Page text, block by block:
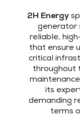
2H Energy
generator
reliable,
that ensure
critical
throughout
its
demanding
terms